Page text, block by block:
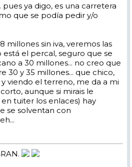
ya digo, es una carretera
que se podía pedir y/o
millones sin iva, veremos las
el percal, seguro que se
a 30 millones... no creo que
30 y 35 millones... que chico,
viendo el terreno, me da a mi
aunque si mirais le
tuiter los enlaces) hay
se solventan con